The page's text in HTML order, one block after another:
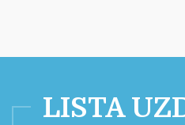
LISTA